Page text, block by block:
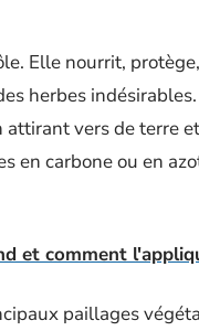
Elle nourrit,
herbes
attirant vers de terre
en carbone ou en
et comment
paillages